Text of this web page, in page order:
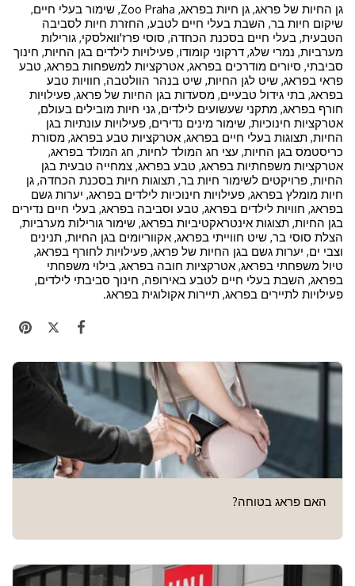
גן החיות של פראג, גן חיות בפראג, Zoo Praha, שימור בעלי חיים,
שיקום חיות בר, השבת בעלי חיים לטבע, החזרת חיות לסביבה
הטבעית, בעלי חיים בסכנת הכחדה, סוסי פרז'וואלסקי, גורילות
מערביות, נמרי שלג, דרקוני קומודו, פעילויות לילדים בגן החיות, חינוך
סביבתי, סיורים מודרכים בפראג, אטרקציות למשפחות בפראג, טבע
פראי בפראג, שיט לגן החיות, שיט בנהר הוולטבה, חוויות טבע
בפראג, בתי גידול טבעיים, מסעדות בגן החיות של פראג, פעילויות
חורף בפראג, מתקני שעשועים לילדים, גני חיות מובילים בעולם,
אטרקציות חינוכיות, שימור מינים נדירים, פעילויות עונתיות בגן
החיות, תצוגות בעלי חיים בפראג, אטרקציות טבע בפראג, מסורת
כריסטמס בגן החיות, עצי חג המולד לחיות, חג המולד בפראג,
אטרקציות משפחתיות בפראג, טבע בפראג, צמחייה טבעית בגן
החיות, פרויקטים לשימור חיות בר, תצוגות חיות בסכנת הכחדה, גן
חיות מומלץ בפראג, פעילויות חינוכיות לילדים בפראג, יערות גשם
בפראג, חוויות לילדים בפראג, טבע וסביבה בפראג, בעלי חיים נדירים
בגן החיות, תצוגות אינטראקטיביות בפראג, שימור גורילות מערביות,
הצלת סוסי בר, שיט חווייתי בפראג, אקווריומים בגן החיות, תנינים
וצבי ים, יערות גשם בגן החיות של פראג, פעילויות לחורף בפראג,
טיול משפחתי בפראג, אטרקציות חובה בפראג, בילוי משפחתי
בפראג, השבת בעלי חיים לטבע באירופה, חינוך סביבתי לילדים,
פעילויות לתיירים בפראג, תיירות אקולוגית בפראג.
האם פראג בטוחה?